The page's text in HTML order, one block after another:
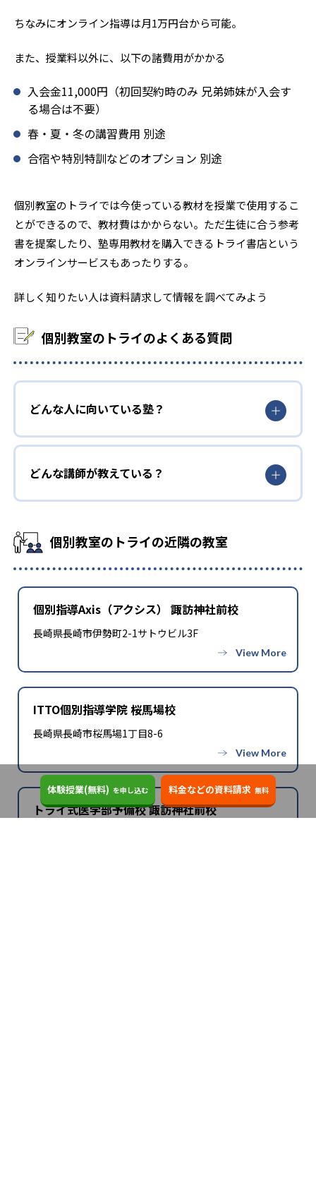
ちなみにオンライン指導は月1万円台から可能。
また、授業料以外に、以下の諸費用がかかる
入会金11,000円（初回契約時のみ 兄弟姉妹が入会す
る場合は不要）
春・夏・冬の講習費用 別途
合宿や特別特訓などのオプション 別途
個別教室のトライでは今使っている教材を授業で使用するこ
とができるので、教材費はかからない。ただ生徒に合う参考
書を提案したり、塾専用教材を購入できるトライ書店という
オンラインサービスもあったりする。
詳しく知りたい人は資料請求して情報を調べてみよう
個別教室のトライのよくある質問
どんな人に向いている塾？
どんな講師が教えている？
個別教室のトライの近隣の教室
個別指導Axis（アクシス） 諏訪神社前校
長崎県長崎市伊勢町2-1サトウビル3F
ITTO個別指導学院 桜馬場校
長崎県長崎市桜馬場1丁目8-6
トライ式医学部予備校 諏訪神社前校
体験授業(無料) を申し込む 料金などの資料請求 無料